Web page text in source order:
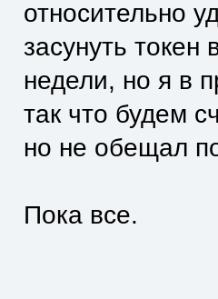
относительно
засунуть
недели, но я в
так что будем
но не обещал
Пока все.